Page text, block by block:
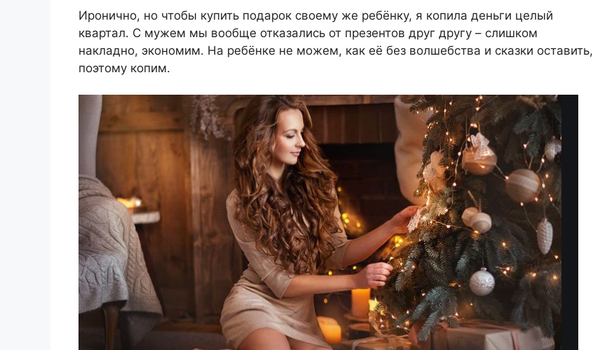
Иронично, но чтобы купить подарок своему же ребёнку, я копила деньги целый
квартал. С мужем мы вообще отказались от презентов друг другу – слишком
накладно, экономим. На ребёнке не можем, как её без волшебства и сказки оставить,
поэтому копим.